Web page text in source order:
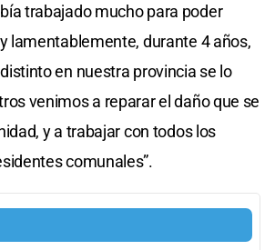
trabajado mucho para poder
lamentablemente, durante 4 años,
en nuestra provincia se lo
venimos a reparar el daño que se
y a trabajar con todos los
comunales”.